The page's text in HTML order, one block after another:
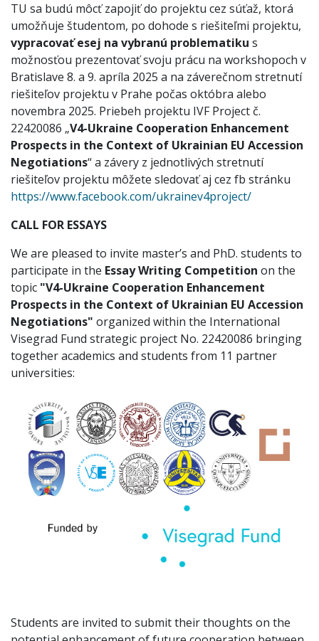
TU sa budú môcť zapojiť do projektu cez súťaž, ktorá
umožňuje študentom, po dohode s riešiteľmi projektu,
vypracovať esej na vybranú problematiku s
možnosťou prezentovať svoju prácu na workshopoch v
Bratislave 8. a 9. apríla 2025 a na záverečnom stretnutí
riešiteľov projektu v Prahe počas októbra alebo
novembra 2025. Priebeh projektu IVF Project č.
22420086 „V4-Ukraine Cooperation Enhancement
Prospects in the Context of Ukrainian EU Accession
Negotiations“ a závery z jednotlivých stretnutí
riešiteľov projektu môžete sledovať aj cez fb stránku
https://www.facebook.com/ukrainev4project/
CALL FOR ESSAYS
We are pleased to invite master’s and PhD. students to
participate in the Essay Writing Competition on the
topic "V4-Ukraine Cooperation Enhancement
Prospects in the Context of Ukrainian EU Accession
Negotiations" organized within the International
Visegrad Fund strategic project No. 22420086 bringing
together academics and students from 11 partner
universities:
Students are invited to submit their thoughts on the